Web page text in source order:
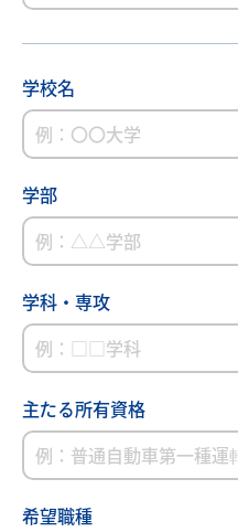
学校名
学部
学科・専攻
主たる所有資格
希望職種